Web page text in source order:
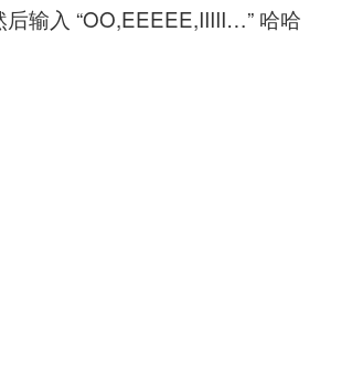
后输入 “OO,EEEEE,IIIII…” 哈哈